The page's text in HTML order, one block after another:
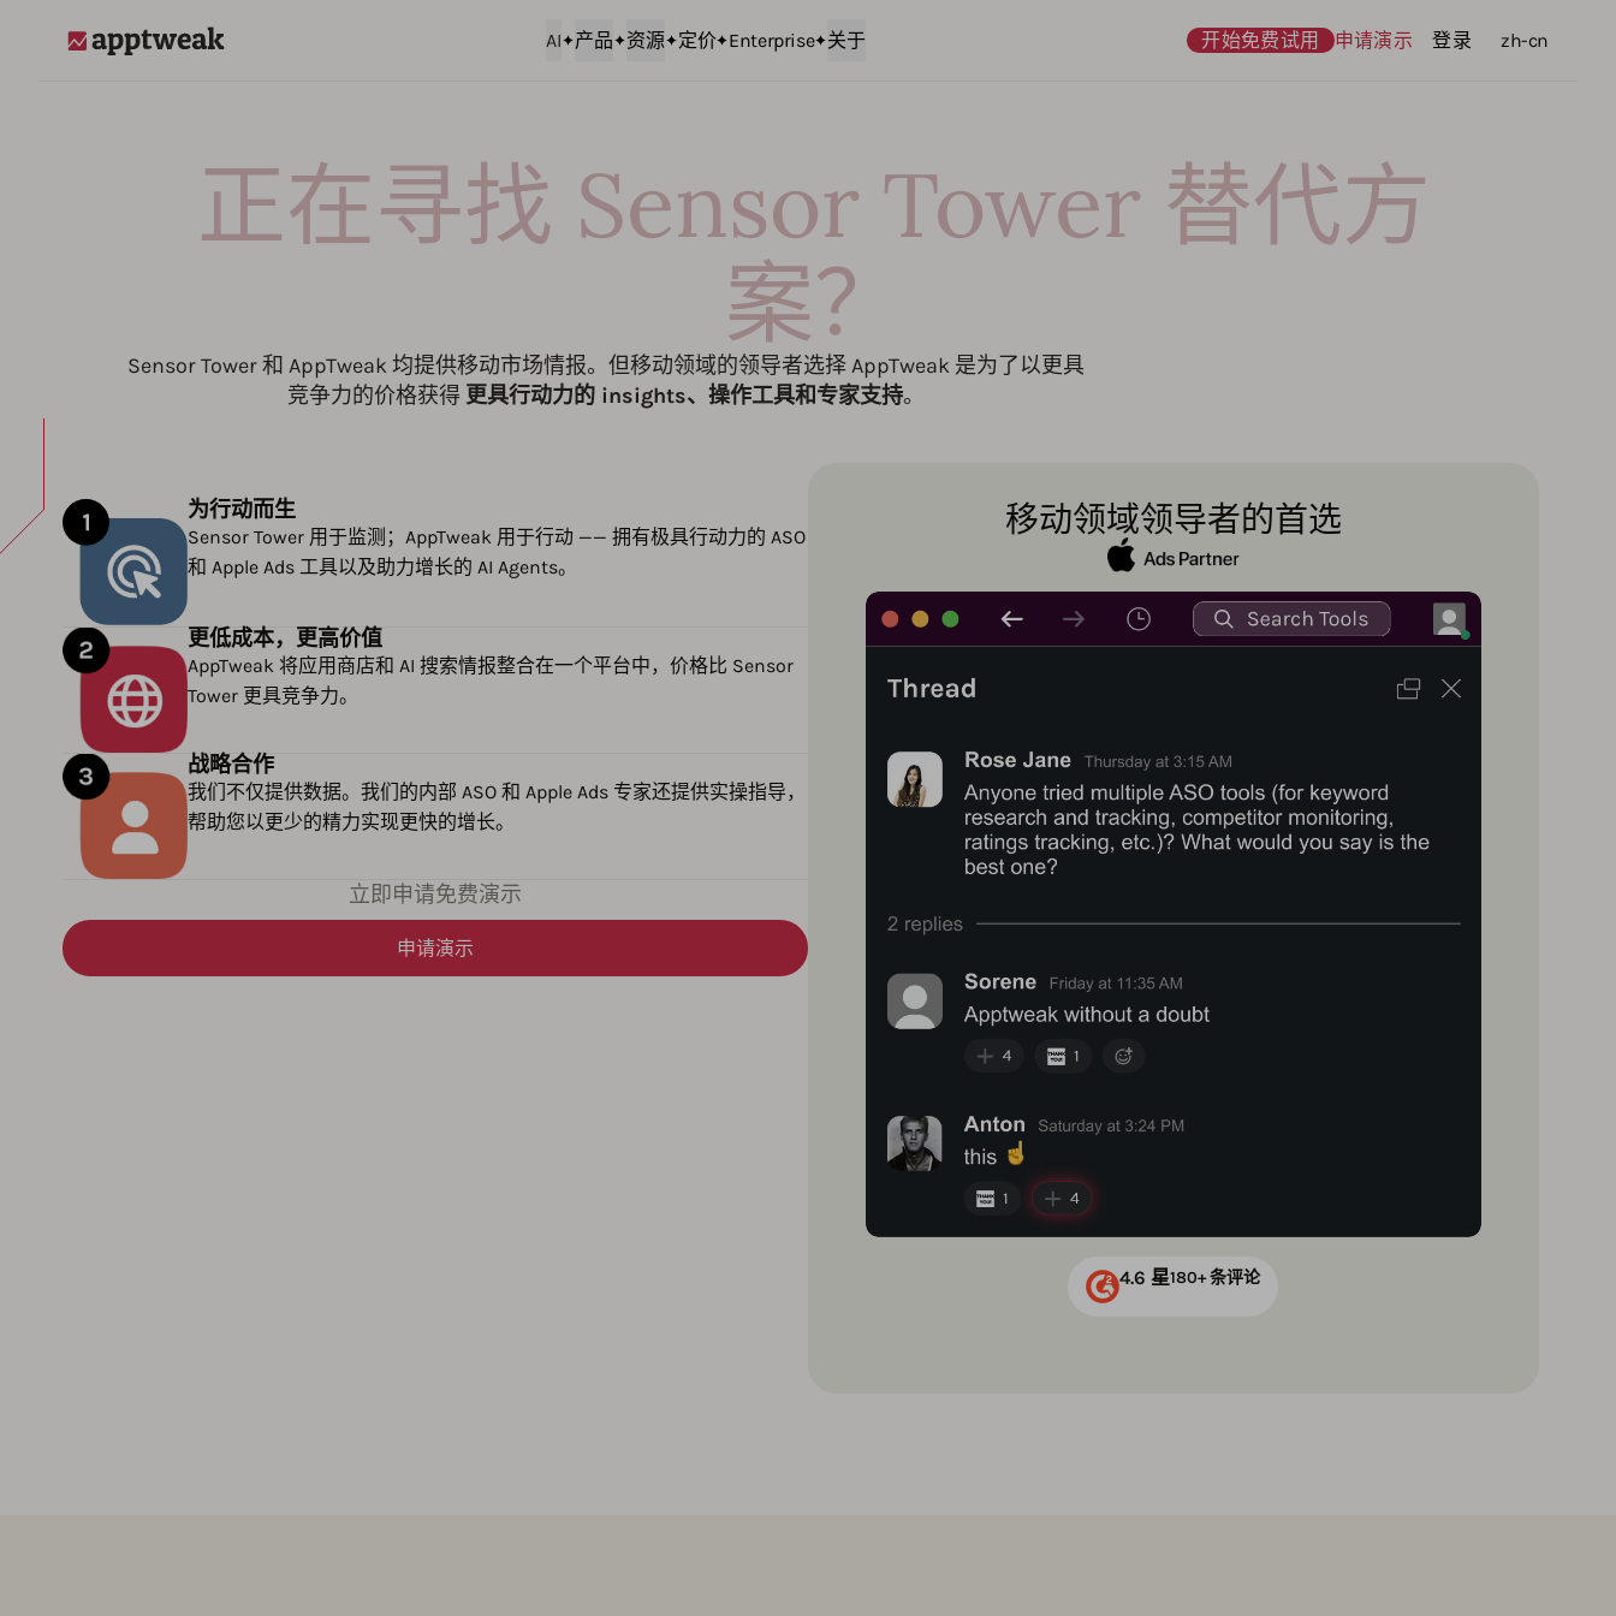
AI 产品 资源 定价 Enterprise 关于 开始免费试用 申请演示 登录 语言
zh-cn
正在寻找 Sensor Tower 替代方
案？
Sensor Tower 和 AppTweak 均提供移动市场情报。但移动领域的领导者选择 AppTweak 是为了以更具
竞争力的价格获得 更具行动力的 insights、操作工具和专家支持。
为行动而生
Sensor Tower 用于监测；AppTweak 用于行动 —— 拥有极具行动力的 ASO
和 Apple Ads 工具以及助力增长的 AI Agents。
更低成本，更高价值
AppTweak 将应用商店和 AI 搜索情报整合在一个平台中，价格比 Sensor
Tower 更具竞争力。
战略合作
我们不仅提供数据。我们的内部 ASO 和 Apple Ads 专家还提供实操指导，
帮助您以更少的精力实现更快的增长。
立即申请免费演示
申请演示
移动领域领导者的首选
4.6 星180+ 条评论